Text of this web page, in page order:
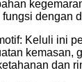
dengan
Keluli ini
kemasan,
dan